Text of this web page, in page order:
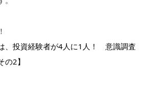
、投資経験者が4人に1人！ 意識調査
2】